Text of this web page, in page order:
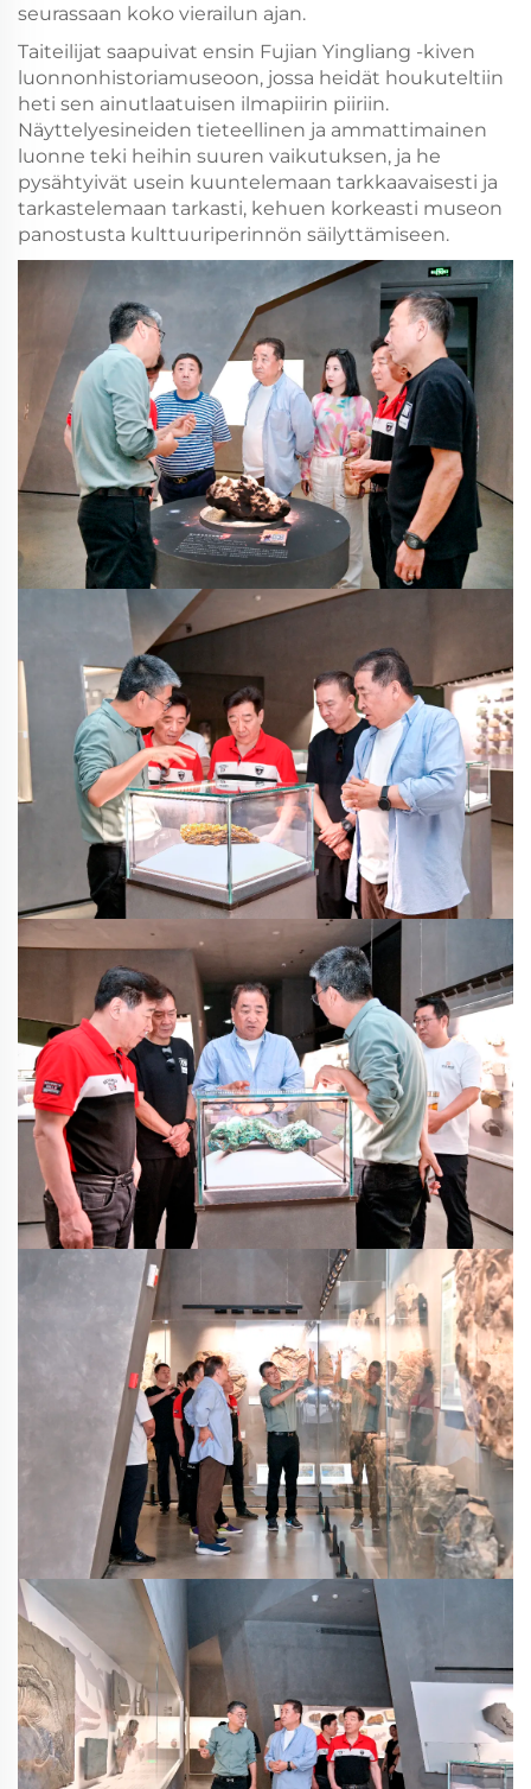
seurassaan koko vierailun ajan.
Taiteilijat saapuivat ensin Fujian Yingliang -kiven
luonnonhistoriamuseoon, jossa heidät houkuteltiin
heti sen ainutlaatuisen ilmapiirin piiriin.
Näyttelyesineiden tieteellinen ja ammattimainen
luonne teki heihin suuren vaikutuksen, ja he
pysähtyivät usein kuuntelemaan tarkkaavaisesti ja
tarkastelemaan tarkasti, kehuen korkeasti museon
panostusta kulttuuriperinnön säilyttämiseen.